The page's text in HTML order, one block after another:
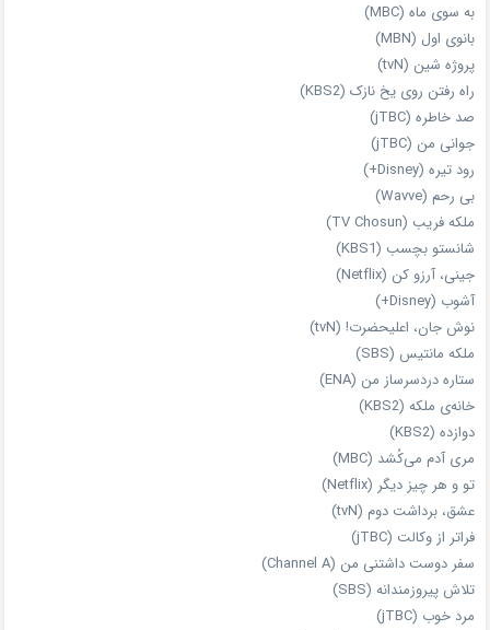
به سوی ماه (MBC)
بانوی اول (MBN)
پروژه شین (tvN)
راه رفتن روی یخ نازک (KBS2)
صد خاطره (jTBC)
جوانی من (jTBC)
رود تیره (Disney+)
بی‌ رحم (Wavve)
ملکه فریب (TV Chosun)
شانستو بچسب (KBS1)
جینی، آرزو کن (Netflix)
آشوب (Disney+)
نوش جان، اعلیحضرت! (tvN)
ملکه‌ مانتیس (SBS)
ستاره دردسرساز من (ENA)
خانه‌ی ملکه (KBS2)
دوازده (KBS2)
مری آدم می‌کُشد (MBC)
تو و هر چیز دیگر (Netflix)
عشق، برداشت دوم (tvN)
فراتر از وکالت (jTBC)
سفر دوست‌ داشتنی من (Channel A)
تلاش پیروزمندانه (SBS)
مرد خوب (jTBC)